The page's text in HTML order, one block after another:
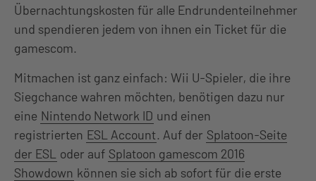
Übernachtungskosten für alle Endrundenteilnehmer
und spendieren jedem von ihnen ein Ticket für die
gamescom.
Mitmachen ist ganz einfach: Wii U-Spieler, die ihre
Siegchance wahren möchten, benötigen dazu nur
eine Nintendo Network ID und einen
registrierten ESL Account. Auf der Splatoon-Seite
der ESL oder auf Splatoon gamescom 2016
Showdown können sie sich ab sofort für die erste